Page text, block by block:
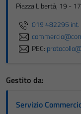
Piazza Libertà, 19 -
019 482295
PEC:
Gestito da:
Servizio